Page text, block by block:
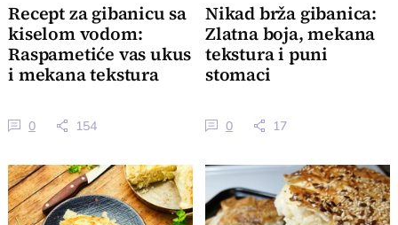
Recept za gibanicu sa
kiselom vodom:
Raspametiće vas ukus
i mekana tekstura
0 154
Nikad brža gibanica:
Zlatna boja, mekana
tekstura i puni
stomaci
0 17